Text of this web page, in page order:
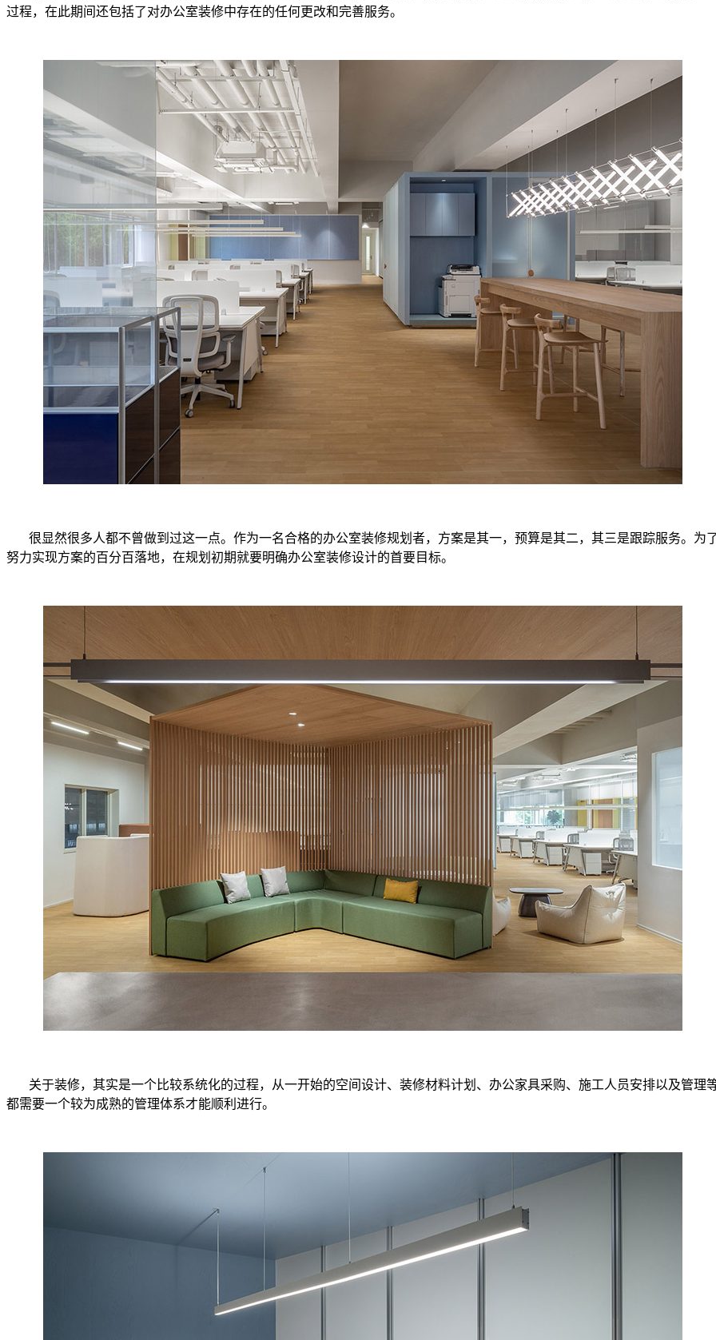
过程，在此期间还包括了对办公室装修中存在的任何更改和完善服务。
很显然很多人都不曾做到过这一点。作为一名合格的办公室装修规划者，方案是其一，预算是其二，其三是跟踪服务。为
努力实现方案的百分百落地，在规划初期就要明确办公室装修设计的首要目标。
关于装修，其实是一个比较系统化的过程，从一开始的空间设计、装修材料计划、办公家具采购、施工人员安排以及管理
都需要一个较为成熟的管理体系才能顺利进行。